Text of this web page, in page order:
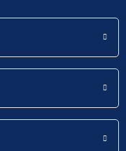
0.8 - 3
çelikler, krom